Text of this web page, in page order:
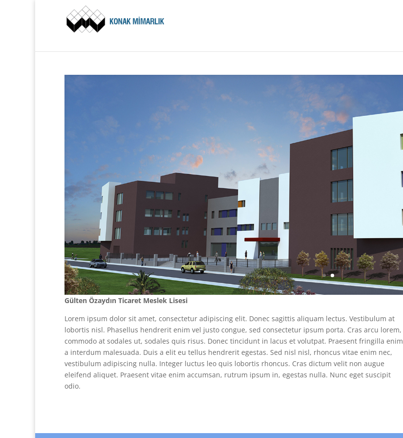
Gülten Özaydın Ticaret Meslek Lisesi
Lorem ipsum dolor sit amet, consectetur adipiscing elit. Donec sagittis aliquam lectus. Vestibulum at
lobortis nisl. Phasellus hendrerit enim vel justo congue, sed consectetur ipsum porta. Cras arcu lorem,
commodo at sodales ut, sodales quis risus. Donec tincidunt in lacus et volutpat. Praesent fringilla enim
a interdum malesuada. Duis a elit eu tellus hendrerit egestas. Sed nisl nisl, rhoncus vitae enim nec,
vestibulum adipiscing nulla. Integer luctus leo quis lobortis rhoncus. Cras dictum velit non augue
eleifend aliquet. Praesent vitae enim accumsan, rutrum ipsum in, egestas nulla. Nunc eget suscipit
odio.